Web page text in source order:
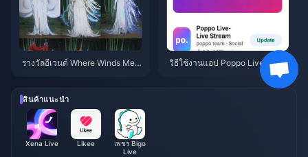
รางวัลอีเวนต์ Where Winds Mee
ะลำดับความสำคัญ
วิธีใช้งานแอป Poppo Live: คู่มือ
ฉบับสมบูรณ์สำหรับผู้เริ่มต้น | กรก
สินค้าแนะนำ
Xena Live Likee
เพชร Bigo
Live